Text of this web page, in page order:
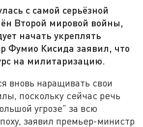
с самой серьёзной
Второй мировой войны,
начать укреплять
Фумио Кисида заявил, что
на милитаризацию.
вновь наращивать свои
поскольку сейчас речь
угрозе" за всю
заявил премьер-министр